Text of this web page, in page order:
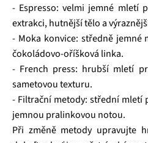
- Espresso: velmi jemné mletí
extrakci, hutnější tělo a
- Moka konvice: středně jemné
čokoládovo‑oříšková linka.
- French press: hrubší mletí
sametovou texturu.
- Filtrační metody: střední mletí
jemnou pralinkovou notou.
Při změně metody upravujte